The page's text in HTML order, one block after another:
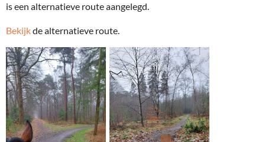
is een alternatieve route aangelegd.
Bekijkde alternatieve route.